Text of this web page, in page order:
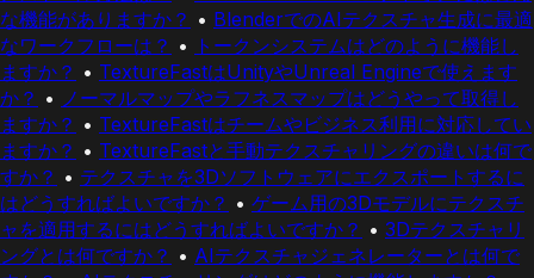
な機能がありますか？ • BlenderでのAIテクスチャ生成に最適
なワークフローは？ •
トークンシステムはどのように機能し
ますか？ • TextureFastはUnityやUnreal Engineで使えます
か？ • ノーマルマップやラフネスマップはどうやって取得し
ますか？ • TextureFastはチームやビジネス利用に対応してい
ますか？ • TextureFastと手動テクスチャリングの違いは何で
すか？ • テクスチャを3Dソフトウェアにエクスポートするに
はどうすればよいですか？ • ゲーム用の3Dモデルにテクスチ
ャを適用するにはどうすればよいですか？ • 3Dテクスチャリ
ングとは何ですか？ • AIテクスチャジェネレーターとは何で